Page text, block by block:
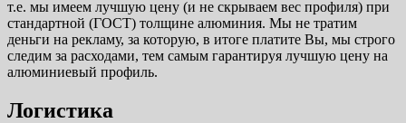
т.е. мы имеем лучшую цену (и не скрываем вес профиля) при
стандартной (ГОСТ) толщине алюминия. Мы не тратим
деньги на рекламу, за которую, в итоге платите Вы, мы строго
следим за расходами, тем самым гарантируя лучшую цену на
алюминиевый профиль.
Логистика